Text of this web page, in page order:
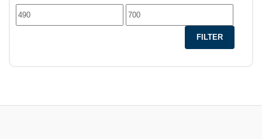
Min. Max.
FILTER